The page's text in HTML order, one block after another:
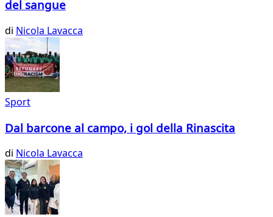
del sangue
di Nicola Lavacca
Sport
Dal barcone al campo, i gol della Rinascita
di Nicola Lavacca